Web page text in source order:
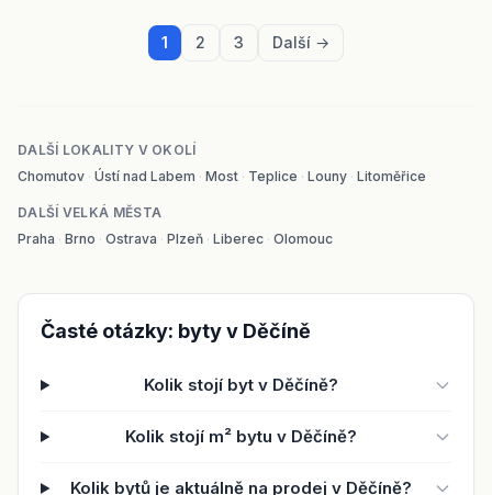
1 2 3 Další →
DALŠÍ LOKALITY V OKOLÍ
Chomutov · Ústí nad Labem · Most · Teplice · Louny · Litoměřice
DALŠÍ VELKÁ MĚSTA
Praha · Brno · Ostrava · Plzeň · Liberec · Olomouc
Časté otázky: byty v Děčíně
Kolik stojí byt v Děčíně?
Kolik stojí m² bytu v Děčíně?
Kolik bytů je aktuálně na prodej v Děčíně?